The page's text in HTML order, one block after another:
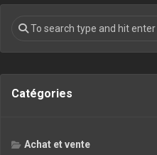
Catégories
Achat et vente